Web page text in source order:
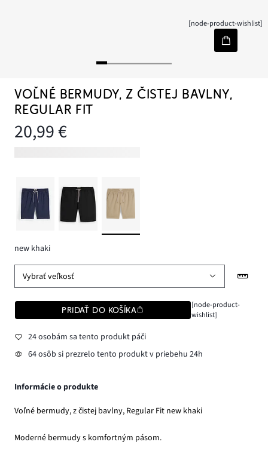
[node-product-wishlist]
VOĽNÉ BERMUDY, Z ČISTEJ BAVLNY,
REGULAR FIT
20,99 €
new khaki
Vybrať veľkosť
PRIDAŤ DO KOŠÍKA
[node-product-
wishlist]
24 osobám sa tento produkt páči
64 osôb si prezrelo tento produkt v priebehu 24h
Informácie o produkte
Voľné bermudy, z čistej bavlny, Regular Fit new khaki
Moderné bermudy s komfortným pásom.